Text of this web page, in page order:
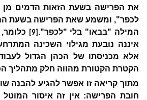
את הפרישה בשעת הזאות הדמים מן
לכפר", ומשמע שאת הפרישה בשעת
המילה "בבאו" בלי "לכפר". [9]
איננה נובעת מגילוי השכינה
אלא מכניסתו של הכהן הגדול
הקטרת הקטורת מהווה חלק מתהליך
מתוך קריאה זו אפשר להגיע להבנה
חובת הפרישה: אין זה איסור